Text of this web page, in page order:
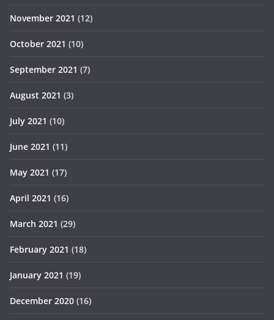
November 2021 (12)
October 2021 (10)
September 2021 (7)
August 2021 (3)
July 2021 (10)
June 2021 (11)
May 2021 (17)
April 2021 (16)
March 2021 (29)
February 2021 (18)
January 2021 (19)
December 2020 (16)